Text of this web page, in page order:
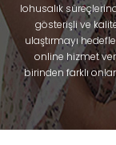
lohusalık
gösterişli ve
ulaştırmayı
online hizmet
birinden farklı
uzaklıkta
geçirmenize